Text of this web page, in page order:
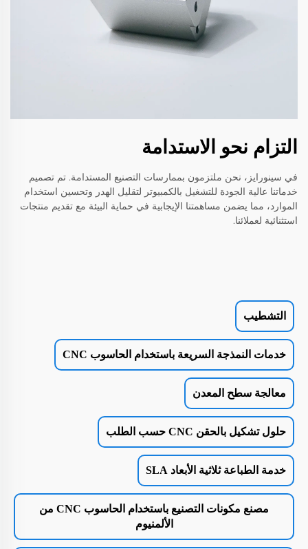
التزام نحو الاستدامة
في سينورايز، نحن ملتزمون بممارسات التصنيع المستدامة. تم تصميم
خدماتنا عالية الجودة للتشغيل بالكمبيوتر لتقليل الهدر وتحسين استخدام
الموارد، مما يضمن مساهمتنا الإيجابية في حماية البيئة مع تقديم منتجات
استثنائية لعملائنا.
التشطيب
خدمات النمذجة السريعة باستخدام الحاسوب CNC
معالجة سطح المعدن
حلول تشكيل بالحقن CNC حسب الطلب
خدمة الطباعة ثلاثية الأبعاد SLA
مصنع مكونات التصنيع باستخدام الحاسوب CNC من
الألمنيوم